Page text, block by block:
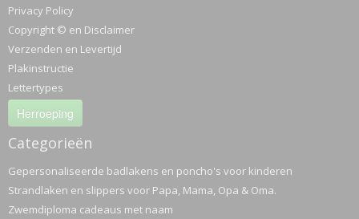
Privacy Policy
Copyright © en Disclaimer
Verzenden en Levertijd
Plakinstructie
Lettertypes
Herroeping
Categorieën
Gepersonaliseerde badlakens en poncho's voor kinderen
Strandlaken en slippers voor Papa, Mama, Opa & Oma.
Zwemdiploma cadeaus met naam